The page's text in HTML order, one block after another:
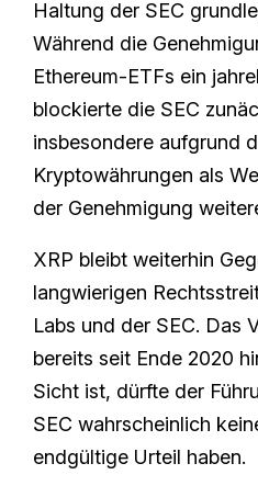
Haltung der SEC
Während die
Ethereum-ETFs ein
blockierte die SEC
insbesondere aufgrund
Kryptowährungen als
der Genehmigung
XRP bleibt weiterhin
langwierigen
Labs und der SEC. Das
bereits seit Ende 2020
Sicht ist, dürfte der
SEC wahrscheinlich
endgültige Urteil haben.